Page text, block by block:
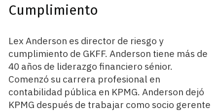
Cumplimiento
Lex Anderson es director de riesgo y
cumplimiento de GKFF. Anderson tiene más de
40 años de liderazgo financiero sénior.
Comenzó su carrera profesional en
contabilidad pública en KPMG. Anderson dejó
KPMG después de trabajar como socio gerente